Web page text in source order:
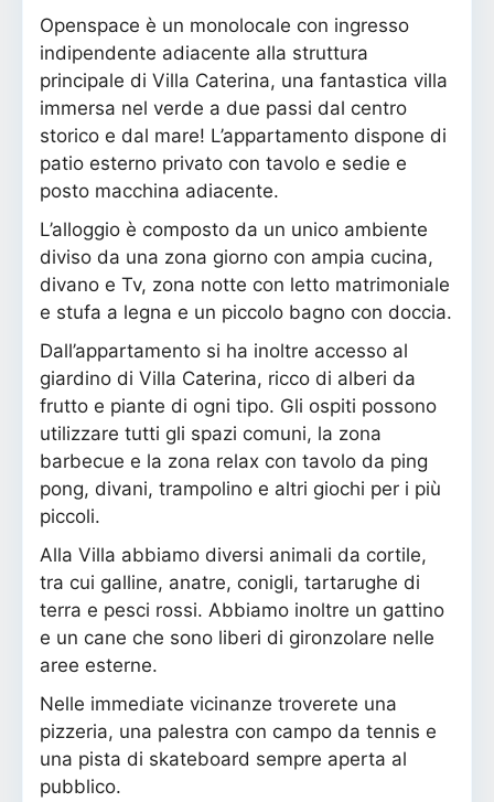
Openspace è un monolocale con ingresso
indipendente adiacente alla struttura
principale di Villa Caterina, una fantastica villa
immersa nel verde a due passi dal centro
storico e dal mare! L’appartamento dispone di
patio esterno privato con tavolo e sedie e
posto macchina adiacente.
L’alloggio è composto da un unico ambiente
diviso da una zona giorno con ampia cucina,
divano e Tv, zona notte con letto matrimoniale
e stufa a legna e un piccolo bagno con doccia.
Dall’appartamento si ha inoltre accesso al
giardino di Villa Caterina, ricco di alberi da
frutto e piante di ogni tipo. Gli ospiti possono
utilizzare tutti gli spazi comuni, la zona
barbecue e la zona relax con tavolo da ping
pong, divani, trampolino e altri giochi per i più
piccoli.
Alla Villa abbiamo diversi animali da cortile,
tra cui galline, anatre, conigli, tartarughe di
terra e pesci rossi. Abbiamo inoltre un gattino
e un cane che sono liberi di gironzolare nelle
aree esterne.
Nelle immediate vicinanze troverete una
pizzeria, una palestra con campo da tennis e
una pista di skateboard sempre aperta al
pubblico.